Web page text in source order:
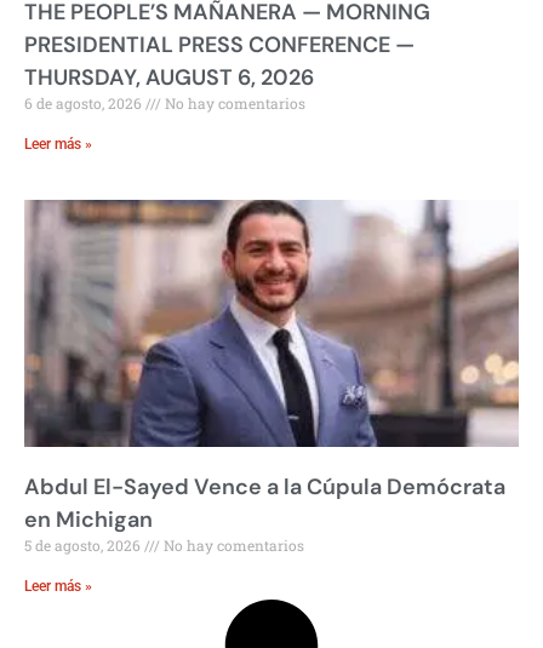
THE PEOPLE’S MAÑANERA — MORNING
PRESIDENTIAL PRESS CONFERENCE —
THURSDAY, AUGUST 6, 2026
6 de agosto, 2026 No hay comentarios
Leer más »
Abdul El-Sayed Vence a la Cúpula Demócrata
en Michigan
5 de agosto, 2026 No hay comentarios
Leer más »